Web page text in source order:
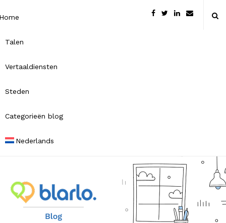
Talen
Vertaaldiensten
Steden
Categorieën blog
Nederlands
B